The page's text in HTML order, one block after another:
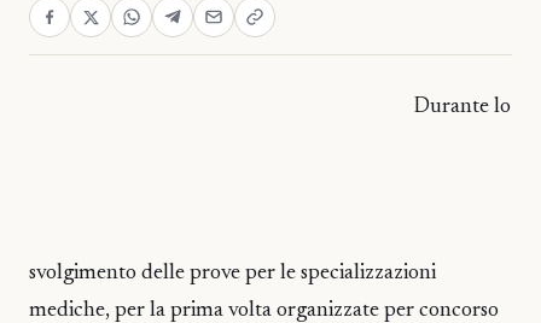
Durante lo
svolgimento delle prove per le specializzazioni
mediche, per la prima volta organizzate per concorso